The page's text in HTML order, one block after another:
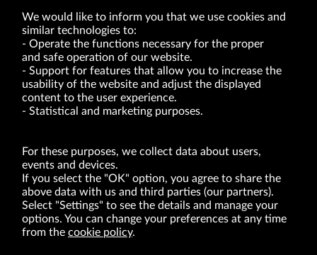
VRG S.A. | 10 Pilotów Street | 31-462 Kraków
Tax Identification Number: 675-000-03-61
District Court for Kraków-Śródmieście in Kraków
XI Economic Department of the National Court Register number 0000047082
of act of 8.03.2013 on combating excessive late payment in commercial transactions
(Journal of Laws of 2019, item 118 as amended).
BRANDS
We would like to inform you that we use cookies and
similar technologies to:
Operate the functions necessary for the proper
and safe operation of our website.
Support for features that allow you to increase the
usability of the website and adjust the displayed
content to the user experience.
Statistical and marketing purposes.
For these purposes, we collect data about users,
events and devices.
If you select the "OK" option, you agree to share the
above data with us and third parties (our partners).
Select "Settings" to see the details and manage your
options. You can change your preferences at any time
from the cookie policy.